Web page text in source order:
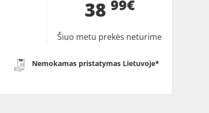
38 99€
Šiuo metu prekės neturime
Nemokamas pristatymas Lietuvoje*